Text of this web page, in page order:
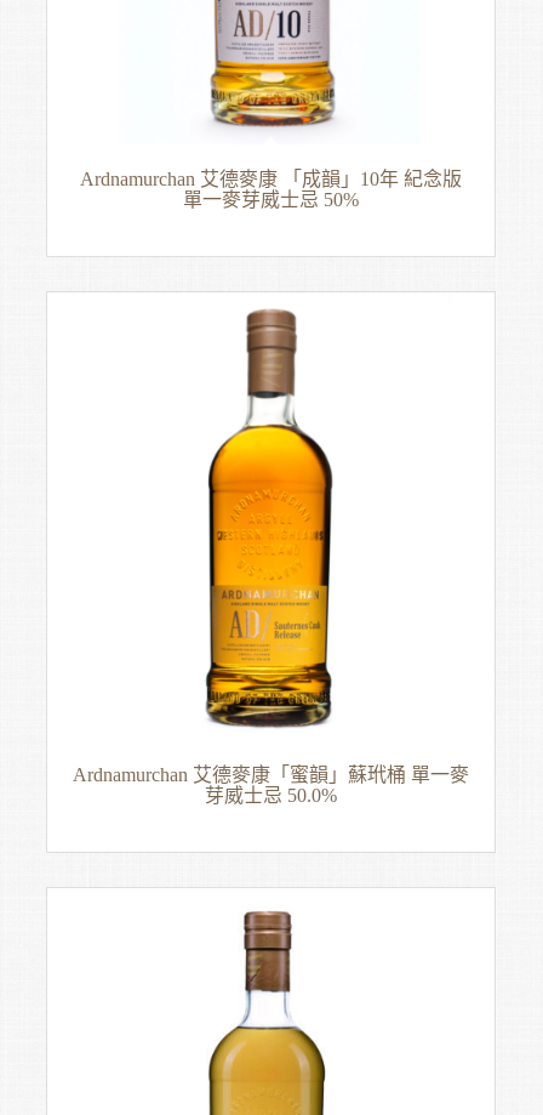
Ardnamurchan 艾德麥康 「成韻」10年 紀念版
單一麥芽威士忌 50%
Ardnamurchan 艾德麥康「蜜韻」蘇玳桶 單一麥
芽威士忌 50.0%